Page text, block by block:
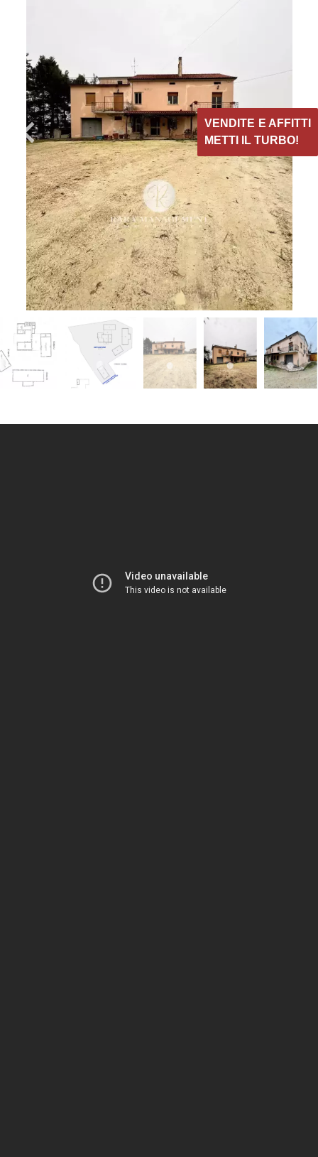
VENDITE E AFFITTI
METTI IL TURBO!